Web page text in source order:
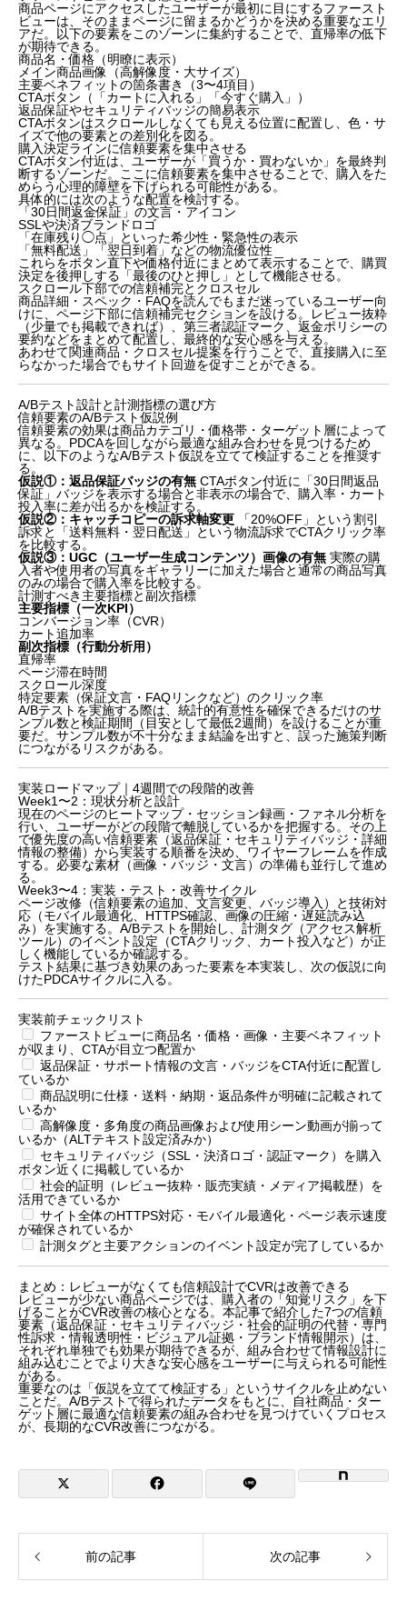
商品ページにアクセスしたユーザーが最初に目にするファースト
ビューは、そのままページに留まるかどうかを決める重要なエリ
アだ。以下の要素をこのゾーンに集約することで、直帰率の低下
が期待できる。
商品名・価格（明瞭に表示）
メイン商品画像（高解像度・大サイズ）
主要ベネフィットの箇条書き（3〜4項目）
CTAボタン（「カートに入れる」「今すぐ購入」）
返品保証やセキュリティバッジの簡易表示
CTAボタンはスクロールしなくても見える位置に配置し、色・サ
イズで他の要素との差別化を図る。
購入決定ラインに信頼要素を集中させる
CTAボタン付近は、ユーザーが「買うか・買わないか」を最終判
断するゾーンだ。ここに信頼要素を集中させることで、購入をた
めらう心理的障壁を下げられる可能性がある。
具体的には次のような配置を検討する。
「30日間返金保証」の文言・アイコン
SSLや決済ブランドロゴ
「在庫残り◯点」といった希少性・緊急性の表示
「無料配送」「翌日到着」などの物流優位性
これらをボタン直下や価格付近にまとめて表示することで、購買
決定を後押しする「最後のひと押し」として機能させる。
スクロール下部での信頼補完とクロスセル
商品詳細・スペック・FAQを読んでもまだ迷っているユーザー向
けに、ページ下部に信頼補完セクションを設ける。レビュー抜粋
（少量でも掲載できれば）、第三者認証マーク、返金ポリシーの
要約などをまとめて配置し、最終的な安心感を与える。
あわせて関連商品・クロスセル提案を行うことで、直接購入に至
らなかった場合でもサイト回遊を促すことができる。
A/Bテスト設計と計測指標の選び方
信頼要素のA/Bテスト仮説例
信頼要素の効果は商品カテゴリ・価格帯・ターゲット層によって
異なる。PDCAを回しながら最適な組み合わせを見つけるため
に、以下のようなA/Bテスト仮説を立てて検証することを推奨す
る。
仮説①：返品保証バッジの有無 CTAボタン付近に「30日間返品
保証」バッジを表示する場合と非表示の場合で、購入率・カート
投入率に差が出るかを検証する。
仮説②：キャッチコピーの訴求軸変更 「20%OFF」という割引
訴求と「送料無料・翌日配送」という物流訴求でCTAクリック率
を比較する。
仮説③：UGC（ユーザー生成コンテンツ）画像の有無 実際の購
入者や使用者の写真をギャラリーに加えた場合と通常の商品写真
のみの場合で購入率を比較する。
計測すべき主要指標と副次指標
主要指標（一次KPI）
コンバージョン率（CVR）
カート追加率
副次指標（行動分析用）
直帰率
ページ滞在時間
スクロール深度
特定要素（保証文言・FAQリンクなど）のクリック率
A/Bテストを実施する際は、統計的有意性を確保できるだけのサ
ンプル数と検証期間（目安として最低2週間）を設けることが重
要だ。サンプル数が不十分なまま結論を出すと、誤った施策判断
につながるリスクがある。
実装ロードマップ｜4週間での段階的改善
Week1〜2：現状分析と設計
現在のページのヒートマップ・セッション録画・ファネル分析を
行い、ユーザーがどの段階で離脱しているかを把握する。その上
で優先度の高い信頼要素（返品保証・セキュリティバッジ・詳細
情報の整備）から実装する順番を決め、ワイヤーフレームを作成
する。必要な素材（画像・バッジ・文言）の準備も並行して進め
る。
Week3〜4：実装・テスト・改善サイクル
ページ改修（信頼要素の追加、文言変更、バッジ導入）と技術対
応（モバイル最適化、HTTPS確認、画像の圧縮・遅延読み込
み）を実施する。A/Bテストを開始し、計測タグ（アクセス解析
ツール）のイベント設定（CTAクリック、カート投入など）が正
しく機能しているか確認する。
テスト結果に基づき効果のあった要素を本実装し、次の仮説に向
けたPDCAサイクルに入る。
実装前チェックリスト
ファーストビューに商品名・価格・画像・主要ベネフィット
が収まり、CTAが目立つ配置か
返品保証・サポート情報の文言・バッジをCTA付近に配置し
ているか
商品説明に仕様・送料・納期・返品条件が明確に記載されて
いるか
高解像度・多角度の商品画像および使用シーン動画が揃って
いるか（ALTテキスト設定済みか）
セキュリティバッジ（SSL・決済ロゴ・認証マーク）を購入
ボタン近くに掲載しているか
社会的証明（レビュー抜粋・販売実績・メディア掲載歴）を
活用できているか
サイト全体のHTTPS対応・モバイル最適化・ページ表示速度
が確保されているか
計測タグと主要アクションのイベント設定が完了しているか
まとめ：レビューがなくても信頼設計でCVRは改善できる
レビューが少ない商品ページでは、購入者の「知覚リスク」を下
げることがCVR改善の核心となる。本記事で紹介した7つの信頼
要素（返品保証・セキュリティバッジ・社会的証明の代替・専門
性訴求・情報透明性・ビジュアル証拠・ブランド情報開示）は、
それぞれ単独でも効果が期待できるが、組み合わせて情報設計に
組み込むことでより大きな安心感をユーザーに与えられる可能性
がある。
重要なのは「仮説を立てて検証する」というサイクルを止めない
ことだ。A/Bテストで得られたデータをもとに、自社商品・ター
ゲット層に最適な信頼要素の組み合わせを見つけていくプロセス
が、長期的なCVR改善につながる。
前の記事 次の記事